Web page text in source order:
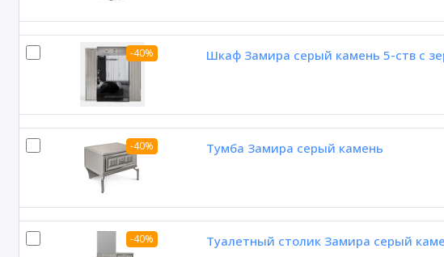
-40% Шкаф Замира серый камень 5-ств с
-40% Тумба Замира серый камень
-40% Туалетный столик Замира серый